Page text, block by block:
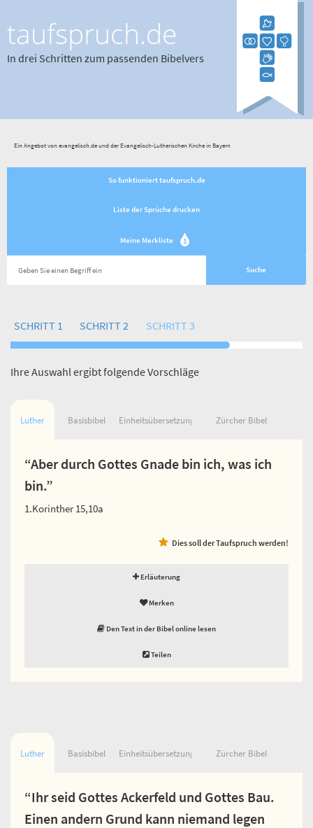
taufspruch.de
In drei Schritten zum passenden Bibelvers
Ein Angebot von evangelisch.de und der Evangelisch-Lutherischen Kirche in Bayern
So funktioniert taufspruch.de
Liste der Sprüche drucken
Meine Merkliste 1
SCHRITT 1 SCHRITT 2 SCHRITT 3
Ihre Auswahl ergibt folgende Vorschläge
Luther Basisbibel Einheitsübersetzung Zürcher Bibel
“Aber durch Gottes Gnade bin ich, was ich
bin.”
1.Korinther 15,10a
Dies soll der Taufspruch werden!
Erläuterung
Merken
Den Text in der Bibel online lesen
Teilen
Luther Basisbibel Einheitsübersetzung Zürcher Bibel
“Ihr seid Gottes Ackerfeld und Gottes Bau.
Einen andern Grund kann niemand legen